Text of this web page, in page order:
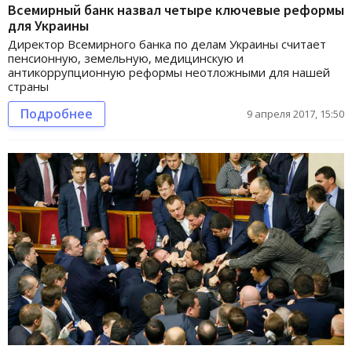
Всемирный банк назвал четыре ключевые реформы
для Украины
Директор Всемирного банка по делам Украины считает
пенсионную, земельную, медицинскую и
антикоррупционную реформы неотложными для нашей
страны
Подробнее 9 апреля 2017, 15:50